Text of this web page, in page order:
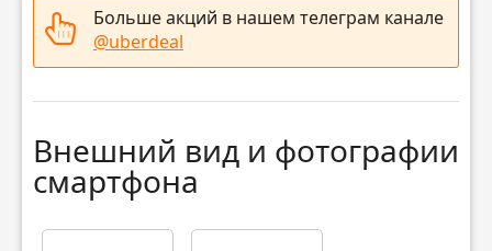
Больше акций в нашем телеграм канале
@uberdeal
Внешний вид и фотографии
смартфона